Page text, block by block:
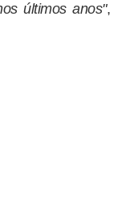
últimos anos",